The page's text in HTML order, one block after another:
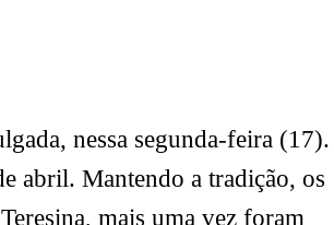
nessa segunda-feira (17).
abril. Mantendo a tradição, os
mais uma vez foram